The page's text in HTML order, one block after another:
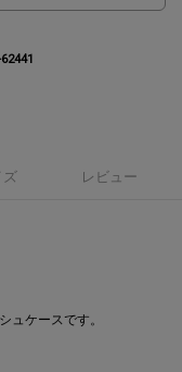
ズ レビュー
ケースです。